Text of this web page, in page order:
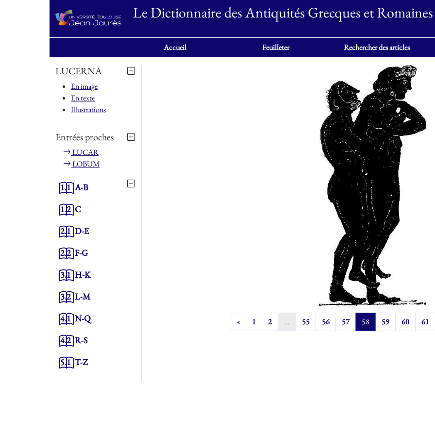
Le Dictionnaire des Antiquités Grecques et
Accueil Feuilleter Rechercher des articles
LUCERNA
En image
En texte
Illustrations
Entrées proches
LUCAR
LOBUM
1.1A-B
1.2C
2.1D-E
2.2F-G
3.1H-K
3.2L-M
4.1N-Q
4.2R-S
5.1T-Z
‹ 1 2 ... 55 56 57 58 59 60 61